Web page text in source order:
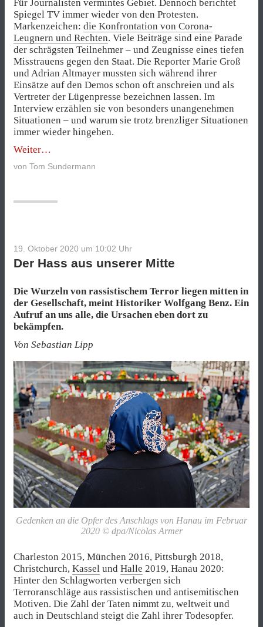
Für Journalisten vermintes Gebiet. Dennoch berichtet
Spiegel TV immer wieder von den Protesten.
Markenzeichen: die Konfrontation von Corona-
Leugnern und Rechten. Viele Beiträge sind eine Parade
der schrägsten Teilnehmer – und Zeugnisse eines tiefen
Misstrauens gegen den Staat. Die Reporter Marie Groß
und Adrian Altmayer mussten sich während ihrer
Einsätze auf den Demos schon oft anschreien und als
Vertreter der Lügenpresse bezeichnen lassen. Im
Interview erzählen sie von besonders unangenehmen
Situationen – und warum sie trotz brenzliger Situationen
immer wieder hingehen.
Weiter„„Jemand
sagte
zu
von Tom Sundermann
19. Oktober 2020 um 10:02 Uhr
Der Hass aus unserer Mitte
Die Wurzeln von rassistischem Terror liegen mitten in
der Gesellschaft, meint Historiker Wolfgang Benz. Ein
Aufruf an uns alle, die Ursachen eben dort zu
bekämpfen.
Von Sebastian Lipp
Gedenken an die Opfer des Anschlags von Hanau im Februar
2020 © dpa/Nicolas Armer
Charleston 2015, München 2016, Pittsburgh 2018,
Christchurch, Kassel und Halle 2019, Hanau 2020:
Hinter den Schlagworten verbergen sich
Terroranschläge aus rassistischen und antisemitischen
Motiven. Die Zahl der Taten nimmt zu, weltweit und
auch in Deutschland steigt die Zahl ihrer Todesopfer.